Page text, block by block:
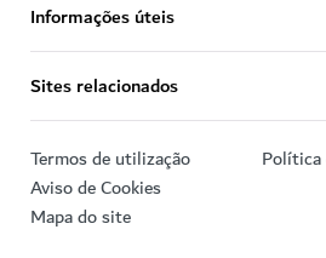
Informações úteis
Sites relacionados
Termos de utilização
Política
Aviso de Cookies
Mapa do site